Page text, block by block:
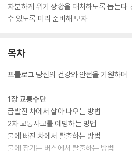
차분하게 위기 상황을 대처하도록 돕는다
수 있도록 미리 준비해 보자.
목차
프롤로그 당신의 건강와 안전을 기원하며
1장 교통수단
급발진 차에서 살아 나오는 방법
2차 교통사고를 예방하는 방법
물에 빠진 차에서 탈출하는 방법
물에 잠기는 버스에서 탈출하는 방법